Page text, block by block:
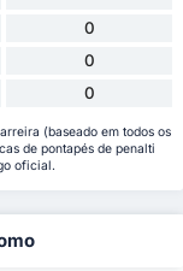
0
0
0
(baseado em todos os
de pontapés de penalti
oficial.